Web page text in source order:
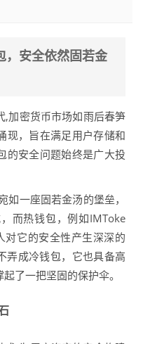
，安全依然固若金
,加密货币市场如雨后春笋
现，旨在满足用户存储和
的安全问题始终是广大投
一座固若金汤的堡垒，
而热钱包，例如IMToke
对它的安全性产生深深的
弄成冷钱包，它也具备高
了一把坚固的保护伞。